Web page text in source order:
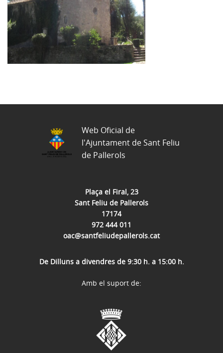
Plaça el Firal, 23
Sant Feliu de Pallerols
17174
972 444 011
oac@santfeliudepallerols.cat
De Dilluns a divendres de 9:30 h. a 15:00 h.
Web Oficial de
l'Ajuntament de Sant Feliu
de Pallerols
Amb el suport de: